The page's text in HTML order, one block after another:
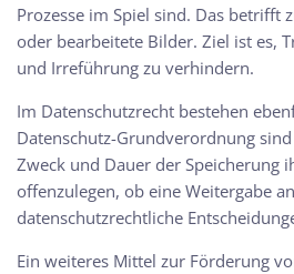
Prozesse im Spiel sind. Das betrifft
oder bearbeitete Bilder. Ziel ist es,
und Irreführung zu verhindern.
Im Datenschutzrecht bestehen
Datenschutz-Grundverordnung
Zweck und Dauer der Speicherung
offenzulegen, ob eine Weitergabe
datenschutzrechtliche
Ein weiteres Mittel zur Förderung